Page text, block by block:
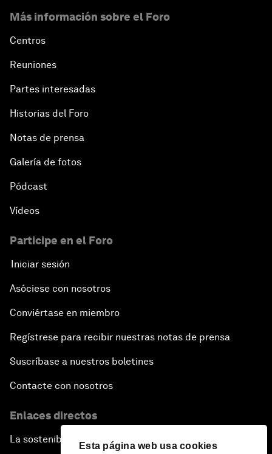
Esta página web usa cookies
Más información sobre el Foro
Centros
Reuniones
Partes interesadas
Historias del Foro
Notas de prensa
Galería de fotos
Pódcast
Vídeos
Participe en el Foro
Iniciar sesión
Asóciese con nosotros
Conviértase en miembro
Regístrese para recibir nuestras notas de prensa
Suscríbase a nuestros boletines
Contacte con nosotros
Enlaces directos
La sostenibilidad en el Foro